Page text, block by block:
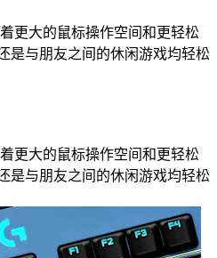
更大的鼠标操作空间和更轻松
是与朋友之间的休闲游戏均轻松
更大的鼠标操作空间和更轻松
是与朋友之间的休闲游戏均轻松